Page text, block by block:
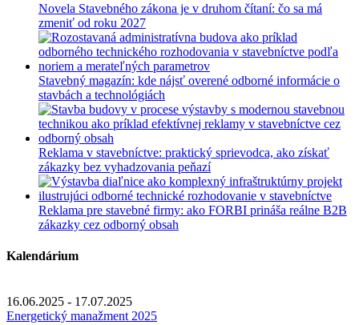
Novela Stavebného zákona je v druhom čítaní: čo sa má
zmeniť od roku 2027
Stavebný magazín: kde nájsť overené odborné informácie o
stavbách a technológiách
Reklama v stavebníctve: praktický sprievodca, ako získať
zákazky bez vyhadzovania peňazí
Reklama pre stavebné firmy: ako FORBI prináša reálne B2B
zákazky cez odborný obsah
Kalendárium
16.06.2025 - 17.07.2025
Energetický manažment 2025